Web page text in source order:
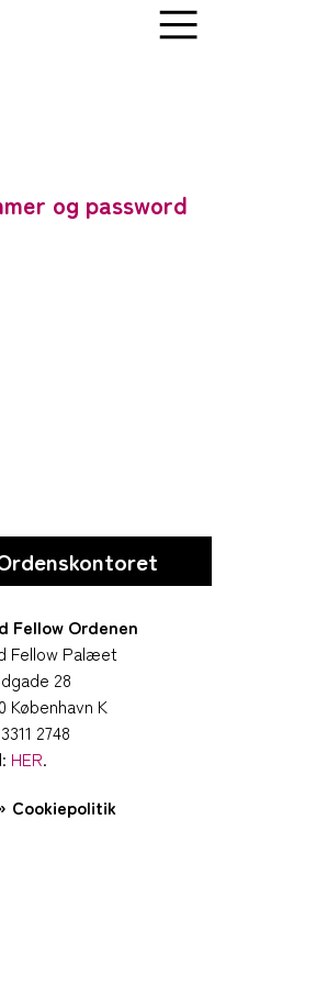
og password
Fellow Ordenen
Fellow Palæet
28
København K
2748
HER.
Cookiepolitik